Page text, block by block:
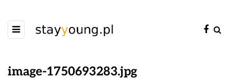
image-1750693283.jpg